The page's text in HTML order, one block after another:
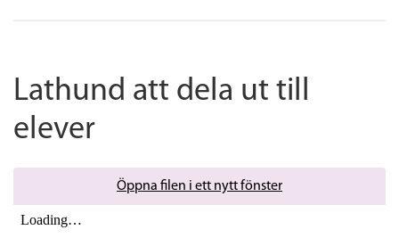
Lathund att dela ut till
elever
Öppna filen i ett nytt fönster